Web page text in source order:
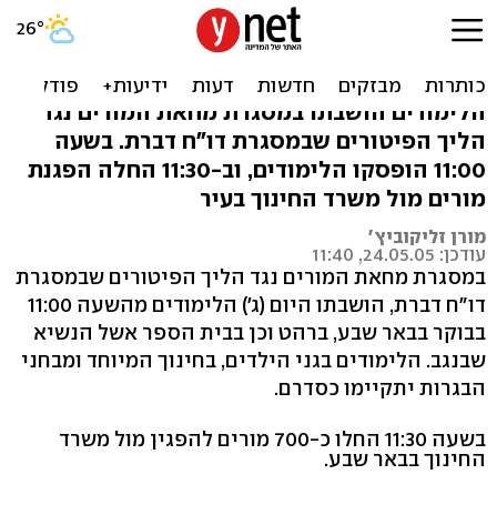
הלימודים הושבתו מ-11:00
בבאר שבע וברהט
הלימודים הושבתו במסגרת מחאת המורים נגד
הליך הפיטורים שבמסגרת דו"ח דברת. בשעה
11:00 הופסקו הלימודים, וב-11:30 החלה הפגנת
מורים מול משרד החינוך בעיר
מורן זליקוביץ'
עודכן: 24.05.05, 11:40
במסגרת מחאת המורים נגד הליך הפיטורים שבמסגרת
דו"ח דברת, הושבתו היום (ג') הלימודים מהשעה 11:00
בבוקר בבאר שבע, ברהט וכן בבית הספר אשל הנשיא
שבנגב. הלימודים בגני הילדים, בחינוך המיוחד ומבחני
הבגרות יתקיימו כסדרם.
בשעה 11:30 החלו כ-700 מורים להפגין מול משרד
החינוך בבאר שבע.